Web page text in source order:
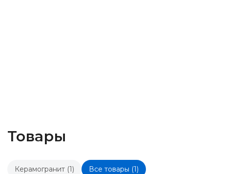
Товары
Керамогранит (1) Все товары (1)